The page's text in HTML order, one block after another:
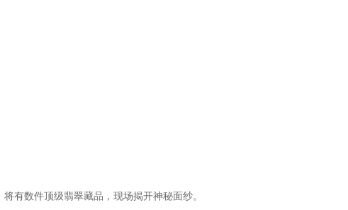
有数件顶级翡翠藏品，现场揭开神秘面纱。